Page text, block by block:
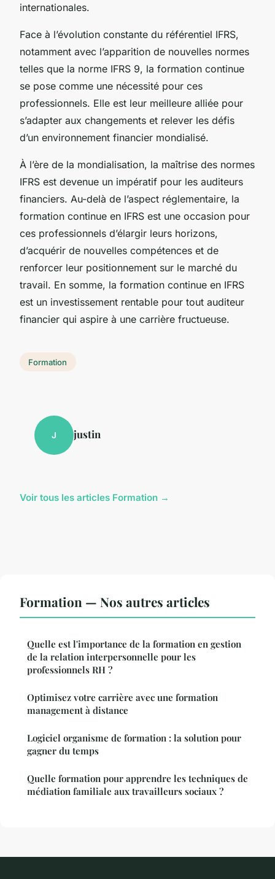
internationales.
Face à l’évolution constante du référentiel IFRS,
notamment avec l’apparition de nouvelles normes
telles que la norme IFRS 9, la formation continue
se pose comme une nécessité pour ces
professionnels. Elle est leur meilleure alliée pour
s’adapter aux changements et relever les défis
d’un environnement financier mondialisé.
À l’ère de la mondialisation, la maîtrise des normes
IFRS est devenue un impératif pour les auditeurs
financiers. Au-delà de l’aspect réglementaire, la
formation continue en IFRS est une occasion pour
ces professionnels d’élargir leurs horizons,
d’acquérir de nouvelles compétences et de
renforcer leur positionnement sur le marché du
travail. En somme, la formation continue en IFRS
est un investissement rentable pour tout auditeur
financier qui aspire à une carrière fructueuse.
Formation
J justin
Voir tous les articles Formation →
Formation — Nos autres articles
Quelle est l'importance de la formation en gestion
de la relation interpersonnelle pour les
professionnels RH ?
Optimisez votre carrière avec une formation
management à distance
Logiciel organisme de formation : la solution pour
gagner du temps
Quelle formation pour apprendre les techniques de
médiation familiale aux travailleurs sociaux ?